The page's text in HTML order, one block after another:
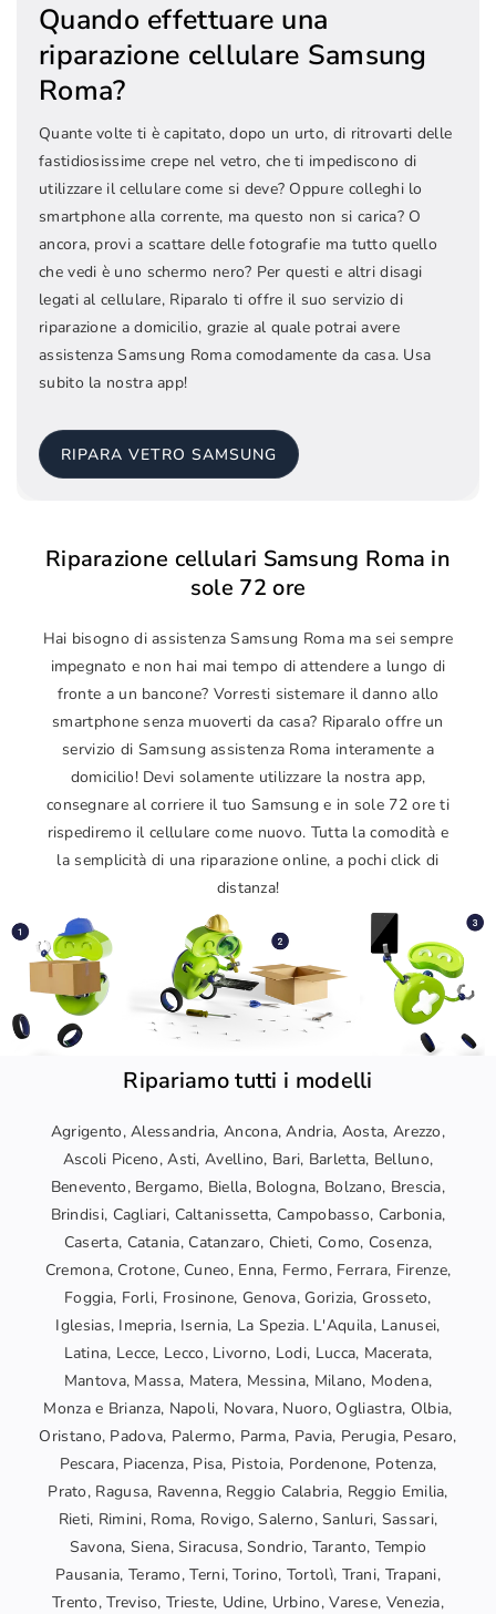
Quando effettuare una
riparazione cellulare Samsung
Roma?
Quante volte ti è capitato, dopo un urto, di ritrovarti delle
fastidiosissime crepe nel vetro, che ti impediscono di
utilizzare il cellulare come si deve? Oppure colleghi lo
smartphone alla corrente, ma questo non si carica? O
ancora, provi a scattare delle fotografie ma tutto quello
che vedi è uno schermo nero? Per questi e altri disagi
legati al cellulare, Riparalo ti offre il suo servizio di
riparazione a domicilio, grazie al quale potrai avere
assistenza Samsung Roma comodamente da casa. Usa
subito la nostra app!
RIPARA VETRO SAMSUNG
Riparazione cellulari Samsung Roma in
sole 72 ore
Hai bisogno di assistenza Samsung Roma ma sei sempre
impegnato e non hai mai tempo di attendere a lungo di
fronte a un bancone? Vorresti sistemare il danno allo
smartphone senza muoverti da casa? Riparalo offre un
servizio di Samsung assistenza Roma interamente a
domicilio! Devi solamente utilizzare la nostra app,
consegnare al corriere il tuo Samsung e in sole 72 ore ti
rispediremo il cellulare come nuovo. Tutta la comodità e
la semplicità di una riparazione online, a pochi click di
distanza!
Ripariamo tutti i modelli
Agrigento, Alessandria, Ancona, Andria, Aosta, Arezzo,
Ascoli Piceno, Asti, Avellino, Bari, Barletta, Belluno,
Benevento, Bergamo, Biella, Bologna, Bolzano, Brescia,
Brindisi, Cagliari, Caltanissetta, Campobasso, Carbonia,
Caserta, Catania, Catanzaro, Chieti, Como, Cosenza,
Cremona, Crotone, Cuneo, Enna, Fermo, Ferrara, Firenze,
Foggia, Forli, Frosinone, Genova, Gorizia, Grosseto,
Iglesias, Imepria, Isernia, La Spezia. L'Aquila, Lanusei,
Latina, Lecce, Lecco, Livorno, Lodi, Lucca, Macerata,
Mantova, Massa, Matera, Messina, Milano, Modena,
Monza e Brianza, Napoli, Novara, Nuoro, Ogliastra, Olbia,
Oristano, Padova, Palermo, Parma, Pavia, Perugia, Pesaro,
Pescara, Piacenza, Pisa, Pistoia, Pordenone, Potenza,
Prato, Ragusa, Ravenna, Reggio Calabria, Reggio Emilia,
Rieti, Rimini, Roma, Rovigo, Salerno, Sanluri, Sassari,
Savona, Siena, Siracusa, Sondrio, Taranto, Tempio
Pausania, Teramo, Terni, Torino, Tortolì, Trani, Trapani,
Trento, Treviso, Trieste, Udine, Urbino, Varese, Venezia,